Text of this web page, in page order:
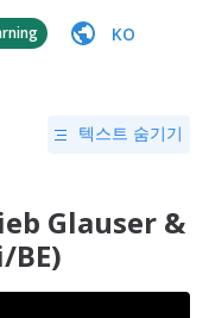
KO
텍스트 숨기기
Glauser &
BE)